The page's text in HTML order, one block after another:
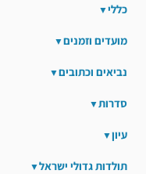
כללי
מועדים וזמנים
נביאים וכתובים
סדרות
עיון
תולדות גדולי ישראל